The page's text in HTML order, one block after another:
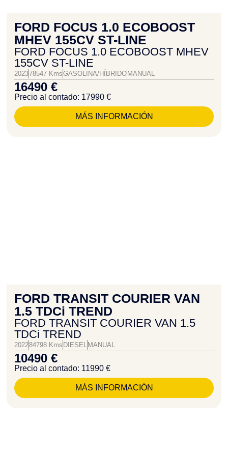
FORD FOCUS 1.0 ECOBOOST
MHEV 155CV ST-LINE
FORD FOCUS 1.0 ECOBOOST MHEV
155CV ST-LINE
202378547 KmsGASOLINA/HÍBRIDO MANUAL
16490 €
Precio al contado: 17990 €
MÁS INFORMACIÓN
FORD TRANSIT COURIER VAN
1.5 TDCi TREND
FORD TRANSIT COURIER VAN 1.5
TDCi TREND
202284798 Kms DIESEL MANUAL
10490 €
Precio al contado: 11990 €
MÁS INFORMACIÓN